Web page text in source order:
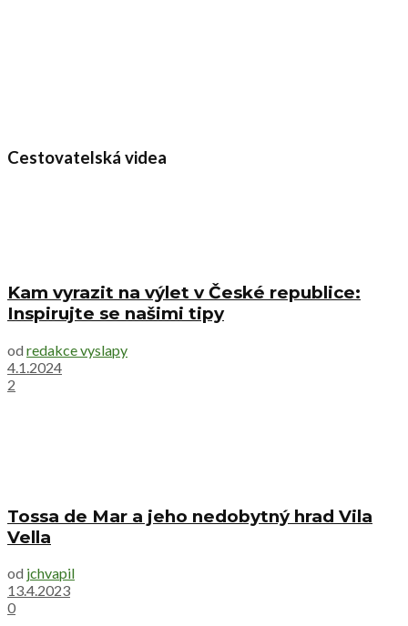
Cestovatelská videa
Kam vyrazit na výlet v České republice:
Inspirujte se našimi tipy
od redakce vyslapy
4.1.2024
2
Tossa de Mar a jeho nedobytný hrad Vila
Vella
od jchvapil
13.4.2023
0